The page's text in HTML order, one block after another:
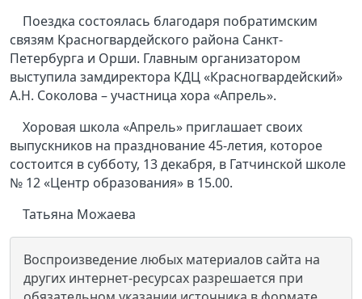
Поездка состоялась благодаря побратимским
связям Красногвардейского района Санкт-
Петербурга и Орши. Главным организатором
выступила замдиректора КДЦ «Красногвардейский»
А.Н. Соколова – участница хора «Апрель».
Хоровая школа «Апрель» приглашает своих
выпускников на празднование 45-летия, которое
состоится в субботу, 13 декабря, в Гатчинской школе
№ 12 «Центр образования» в 15.00.
Татьяна Можаева
Воспроизведение любых материалов сайта на
других интернет-ресурсах разрешается при